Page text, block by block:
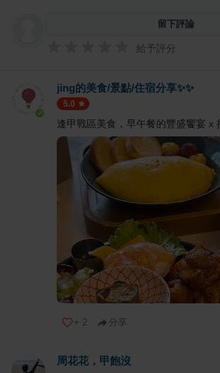
留下評論
給予評分
jing的美食/景點/住宿分享✨✨
5.0
逢甲戰區美食，早午餐的豐盛饗宴 x
+ 2 分享
周花花，甲飽沒